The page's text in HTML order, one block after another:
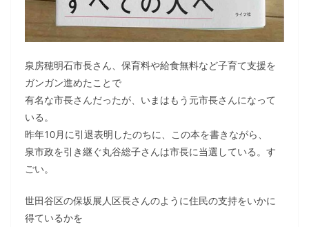
泉房穂明石市長さん、保育料や給食無料など子育て支援を
ガンガン進めたことで
有名な市長さんだったが、いまはもう元市長さんになって
いる。
昨年10月に引退表明したのちに、この本を書きながら、
泉市政を引き継ぐ丸谷総子さんは市長に当選している。す
ごい。
世田谷区の保坂展人区長さんのように住民の支持をいかに
得ているかを